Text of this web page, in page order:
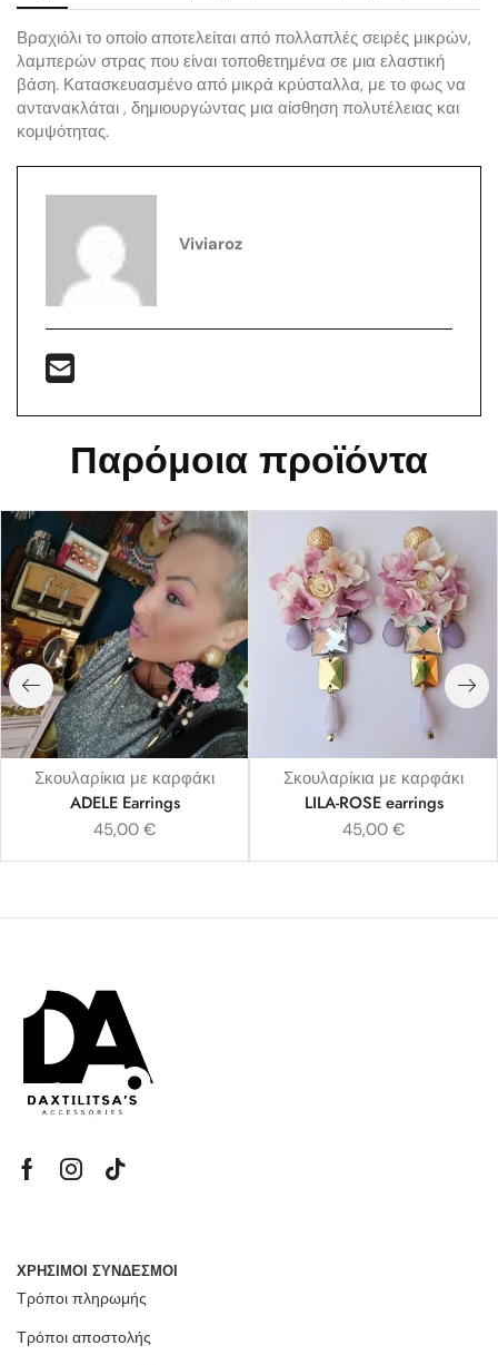
Βραχιόλι το οποίο αποτελείται από πολλαπλές σειρές μικρών,
λαμπερών στρας που είναι τοποθετημένα σε μια ελαστική
βάση. Κατασκευασμένο από μικρά κρύσταλλα, με το φως να
αντανακλάται , δημιουργώντας μια αίσθηση πολυτέλειας και
κομψότητας.
Viviaroz
Παρόμοια προϊόντα
Σκουλαρίκια με καρφάκι
ADELE Earrings
45,00 €
Σκουλαρίκια με καρφάκι
LILA-ROSE earrings
45,00 €
ΧΡΗΣΙΜΟΙ ΣΥΝΔΕΣΜΟΙ
Τρόποι πληρωμής
Τρόποι αποστολής